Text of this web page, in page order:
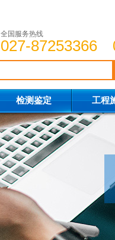
全国服务热线
027-87253366
检测鉴定 工程